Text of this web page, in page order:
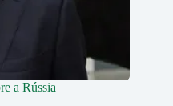
a Rússia